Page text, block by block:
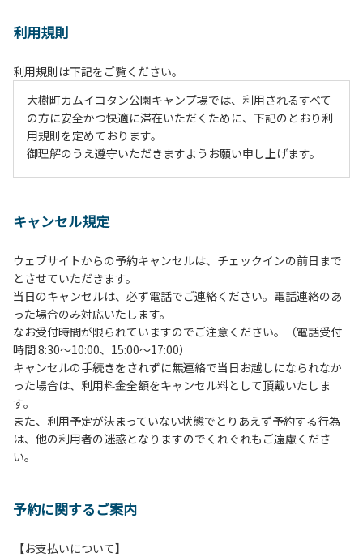
利用規則
利用規則は下記をご覧ください。
大樹町カムイコタン公園キャンプ場では、利用されるすべて
の方に安全かつ快適に滞在いただくために、下記のとおり利
用規則を定めております。
御理解のうえ遵守いただきますようお願い申し上げます。
２、中学生以下だけでの利用はできません。高校生以上の方
３、テントサイト（多目的広場を含む。）の使用は、事前に
予約いただいた方のみで、連泊の方を除き、正午からです。
基本的に、テント1張りにつき1区画の予約をお願いします。
管理棟にてチェックインの手続きを行ってください。午後3
時前にお越しの方は、午後3時になりましたら管理棟にて手
続きを行ってください。午後5時過ぎにお越しの方は、翌朝
手続きを行ってください。
４、車両は、荷物の積み下ろし時以外は、駐車場にとめてく
ださい。
５、チェックアウトは、午前10時まで（日帰り使用の場合は
午後5時まで）です。チェックインの手続きを行っていない
方や使用人数が増えた場合は、必ず手続きを行ってくださ
ら午前10時までの間にゴミステーションに出してください。
は、お持ち帰りをお願いします。
キャンセル規定
ウェブサイトからの予約キャンセルは、チェックインの前日まで
とさせていただきます。
当日のキャンセルは、必ず電話でご連絡ください。電話連絡のあ
った場合のみ対応いたします。
なお受付時間が限られていますのでご注意ください。（電話受付
時間 8:30～10:00、15:00～17:00）
キャンセルの手続きをされずに無連絡で当日お越しになられなか
った場合は、利用料金全額をキャンセル料として頂戴いたしま
す。
また、利用予定が決まっていない状態でとりあえず予約する行為
は、他の利用者の迷惑となりますのでくれぐれもご遠慮くださ
い。
予約に関するご案内
【お支払いについて】